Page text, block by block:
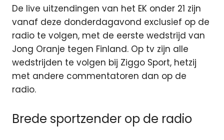
De live uitzendingen van het EK onder 21 zijn
vanaf deze donderdagavond exclusief op de
radio te volgen, met de eerste wedstrijd van
Jong Oranje tegen Finland. Op tv zijn alle
wedstrijden te volgen bij Ziggo Sport, hetzij
met andere commentatoren dan op de
radio.
Brede sportzender op de radio